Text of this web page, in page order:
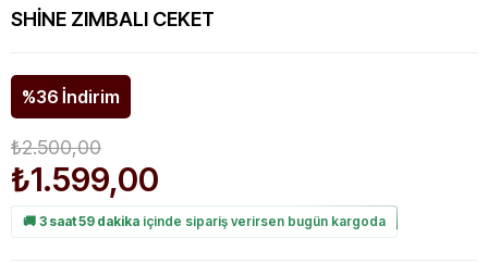
SHINE ZIMBALI CEKET
%36 İndirim
₺2.500,00
₺1.599,00
🚚 3 saat 59 dakika içinde sipariş verirsen bugün kargoda